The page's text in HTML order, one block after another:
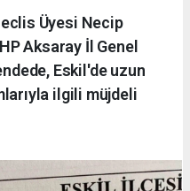
Üyesi Necip
Aksaray İl Genel
Eskil'de uzun
ilgili müjdeli